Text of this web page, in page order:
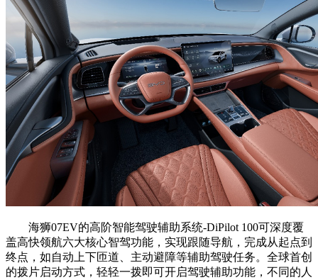
海狮07EV的高阶智能驾驶辅助系统-DiPilot 100可深度覆
盖高快领航六大核心智驾功能，实现跟随导航，完成从起点到
终点，如自动上下匝道、主动避障等辅助驾驶任务。全球首创
的拨片启动方式，轻轻一拨即可开启驾驶辅助功能，不同的人